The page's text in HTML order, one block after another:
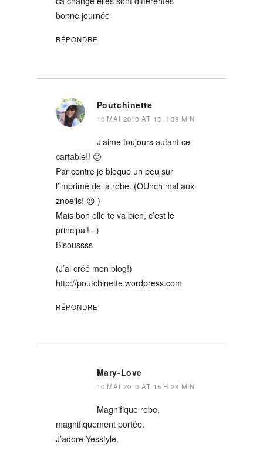
bonne journée
RÉPONDRE
Poutchinette
10 MAI 2010 AT 13 H 39 MIN
J’aime toujours autant ce
cartable!! 🙂
Par contre je bloque un peu sur
l’imprimé de la robe. (OUnch mal aux
znoeils! 😉 )
Mais bon elle te va bien, c’est le
principal! =)
Bisoussss
(J’ai créé mon blog!)
http://poutchinette.wordpress.com
RÉPONDRE
Mary-Love
10 MAI 2010 AT 15 H 29 MIN
Magnifique robe,
magnifiquement portée.
J’adore Yesstyle.